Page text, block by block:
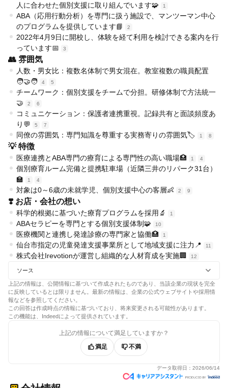
人に合わせた個別支援に取り組んでいます🧩
1
ABA（応用行動分析）を専門に扱う施設で、マンツーマン中心
のプログラムを提供しています📘
2
2022年4月9日に開校し、体験を経て利用を検討できる案内を行
っています📅
3
👥 雰囲気
人数・男女比：複数名体制で男女混在。教室複数の職員配置
🧑‍🤝‍🧑
4 5
チームワーク：個別支援をチームで分担。研修体制で方法統一
🤝
2 6
コミュニケーション：保護者連携重視。記録共有と面談頻度あ
り💬
5 7
同僚の雰囲気：専門知識を尊重する実務寄りの雰囲気🏷️ 1 8
💡 特徴
医療連携とABA専門の療育による専門性の高い職場🏥 1 4
個別療育ルーム完備と提携駐車場（近隣三井のリパーク31台）
🏫
1 4
対象は0～6歳の未就学児、個別支援中心の客層👶 2 9
❣️ お店・会社の想い
科学的根拠に基づいた療育プログラムを採用🔬 1
ABAセラピーを専門とする個別支援体制🧩 10
医療機関と連携し発達診療の専門家と協働🏥 1
仙台市指定の児童発達支援事業所として地域支援に注力📍 11
株式会社Irevotionが運営し組織的な人材育成を実施🏢 12
ソース
上記の情報は、公開情報に基づいて作成されたものであり、当該企業の現状を完全
に反映しているとは限りません。最新の情報は、企業の公式ウェブサイトや採用情
報などを参照してください。
この回答は作成時点の情報に基づいており、将来変更される可能性があります。
この機能は、Indeedによって提供されています。
上記の情報について満足していますか？
満足
不満
データ取得日： 2026/06/14